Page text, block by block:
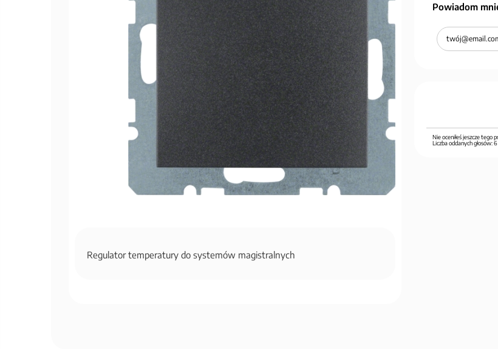
Regulator temperatury do systemów magistralnych
Powiadom
Nie oceniłeś jeszcze tego
Liczba oddanych głosów:6